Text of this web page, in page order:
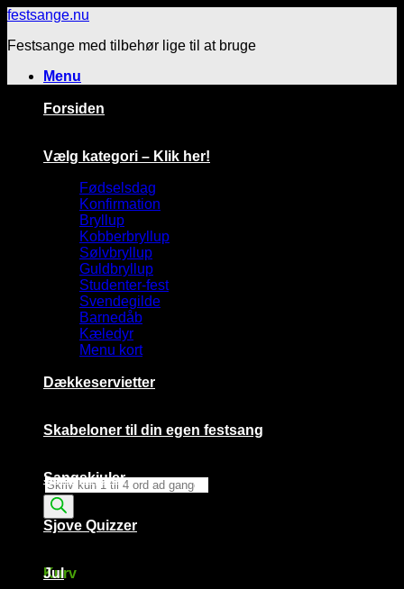
Fortsæt
indhold
festsange.nu
Festsange med tilbehør lige til at bruge
Menu
Products
search
Kurv
Forsiden
Vælg kategori – Klik her!
Fødselsdag
Konfirmation
Bryllup
Kobberbryllup
Sølvbryllup
Guldbryllup
Studenter-fest
Svendegilde
Barnedåb
Kæledyr
Menu kort
Dækkeservietter
Skabeloner til din egen festsang
Sangskjuler
Sjove Quizzer
Jul